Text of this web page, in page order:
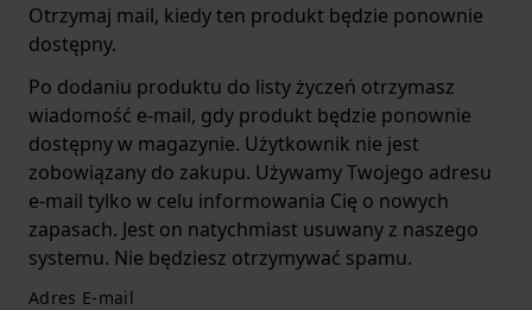
Otrzymaj mail, kiedy ten produkt będzie ponownie
dostępny.
Po dodaniu produktu do listy życzeń otrzymasz
wiadomość e-mail, gdy produkt będzie ponownie
dostępny w magazynie. Użytkownik nie jest
zobowiązany do zakupu. Używamy Twojego adresu
e-mail tylko w celu informowania Cię o nowych
zapasach. Jest on natychmiast usuwany z naszego
systemu. Nie będziesz otrzymywać spamu.
Adres E-mail